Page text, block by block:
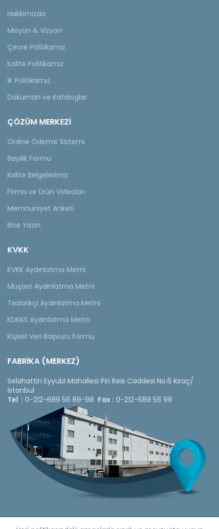
Hakkımızda
Misyon & Vizyon
Çevre Politikamız
Kalite Politikamız
İK Politikamız
Döküman ve Kataloglar
ÇÖZÜM MERKEZİ
Online Ödeme Sistemi
Bayilik Formu
Kalite Belgelerimiz
Firma ve Ürün Videoları
Memnuniyet Anketi
Bize Yazın
KVKK
KVKK Aydınlatma Metni
Müşteri Aydınlatma Metni
Tedarikçi Aydınlatma Metni
KDKKS Aydınlatma Metni
Kişisel Veri Başvuru Formu
FABRİKA (MERKEZ)
Selahattin Eyyubi Mahallesi Piri Reis Caddesi No:6 Kıraç/
İstanbul
Tel : 0-212-689 56 89-98 Fax : 0-212-689 56 99